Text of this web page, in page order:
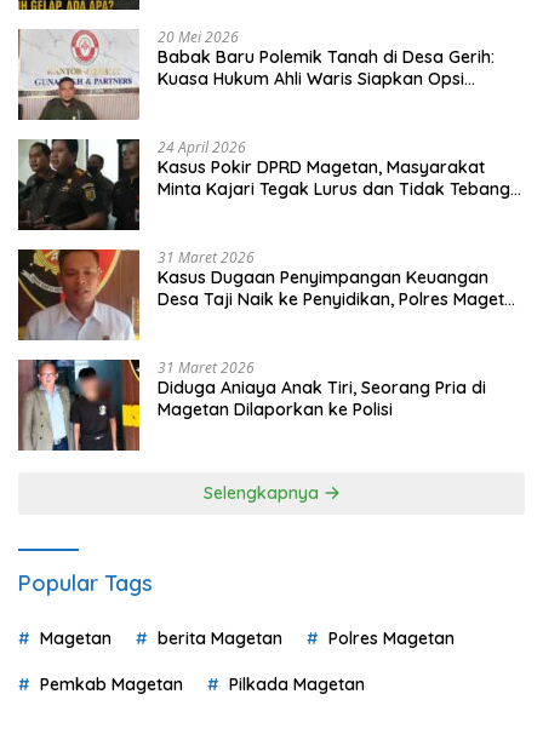
20 Mei 2026
Babak Baru Polemik Tanah di Desa Gerih:
Kuasa Hukum Ahli Waris Siapkan Opsi
24 April 2026
Kasus Pokir DPRD Magetan, Masyarakat
Minta Kajari Tegak Lurus dan Tidak Tebang
31 Maret 2026
Kasus Dugaan Penyimpangan Keuangan
Desa Taji Naik ke Penyidikan, Polres Magetan
31 Maret 2026
Diduga Aniaya Anak Tiri, Seorang Pria di
Magetan Dilaporkan ke Polisi
Selengkapnya
Popular Tags
Magetan berita Magetan Polres Magetan
Pemkab Magetan Pilkada Magetan